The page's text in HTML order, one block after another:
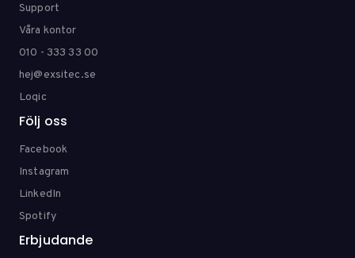
Support
Våra kontor
010 - 333 33 00
hej@exsitec.se
Loqic
Följ oss
Facebook
Instagram
LinkedIn
Spotify
Erbjudande